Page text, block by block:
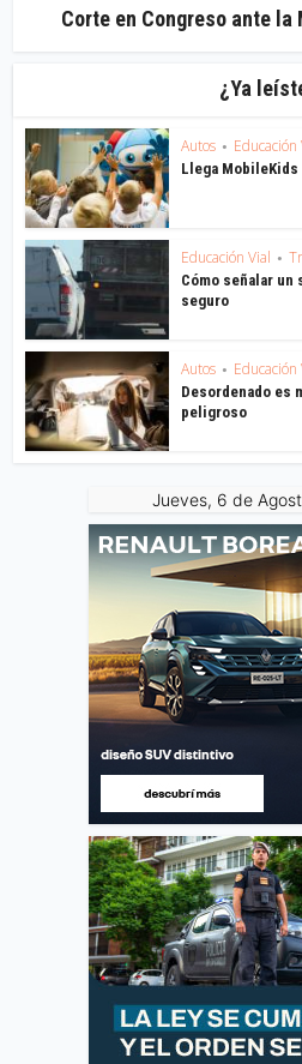
Corte en Congreso ante
¿Ya
Autos • Educación
Llega MobileKids
Educación Vial •
Cómo señalar un
seguro
Autos • Educación
Desordenado es
peligroso
Jueves, 6 de